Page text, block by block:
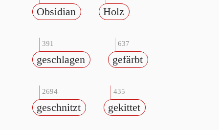
Obsidian Holz
391
geschlagen
637
gefärbt
2694
geschnitzt
435
gekittet